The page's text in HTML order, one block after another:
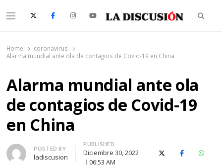
Menu
Home
coronavirus
Alarma mundial ante ola de contagios de Covid-19 en China
Alarma mundial ante ola
de contagios de Covid-19
en China
Author
POSTED BY
ladiscusion
PUBLISHED
Diciembre 30, 2022
06:53 AM
X (Twitter)Facebook